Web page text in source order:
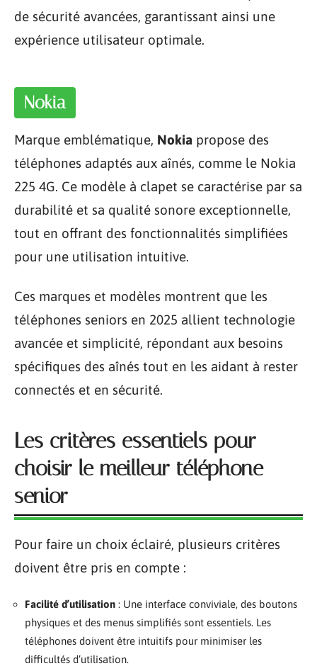
de sécurité avancées, garantissant ainsi une
expérience utilisateur optimale.
Nokia
Marque emblématique, Nokia propose des
téléphones adaptés aux aînés, comme le Nokia
225 4G. Ce modèle à clapet se caractérise par sa
durabilité et sa qualité sonore exceptionnelle,
tout en offrant des fonctionnalités simplifiées
pour une utilisation intuitive.
Ces marques et modèles montrent que les
téléphones seniors en 2025 allient technologie
avancée et simplicité, répondant aux besoins
spécifiques des aînés tout en les aidant à rester
connectés et en sécurité.
Les critères essentiels pour
choisir le meilleur téléphone
senior
Pour faire un choix éclairé, plusieurs critères
doivent être pris en compte :
Facilité d’utilisation : Une interface conviviale, des boutons
physiques et des menus simplifiés sont essentiels. Les
téléphones doivent être intuitifs pour minimiser les
difficultés d’utilisation.